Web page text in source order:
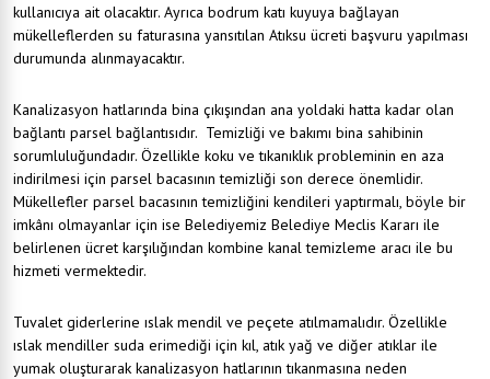
kullanıcıya ait olacaktır. Ayrıca bodrum katı kuyuya bağlayan
mükelleflerden su faturasına yansıtılan Atıksu ücreti başvuru yapılması
durumunda alınmayacaktır.
Kanalizasyon hatlarında bina çıkışından ana yoldaki hatta kadar olan
bağlantı parsel bağlantısıdır. Temizliği ve bakımı bina sahibinin
sorumluluğundadır. Özellikle koku ve tıkanıklık probleminin en aza
indirilmesi için parsel bacasının temizliği son derece önemlidir.
Mükellefler parsel bacasının temizliğini kendileri yaptırmalı, böyle bir
imkânı olmayanlar için ise Belediyemiz Belediye Meclis Kararı ile
belirlenen ücret karşılığından kombine kanal temizleme aracı ile bu
hizmeti vermektedir.
Tuvalet giderlerine ıslak mendil ve peçete atılmamalıdır. Özellikle
ıslak mendiller suda erimediği için kıl, atık yağ ve diğer atıklar ile
yumak oluşturarak kanalizasyon hatlarının tıkanmasına neden